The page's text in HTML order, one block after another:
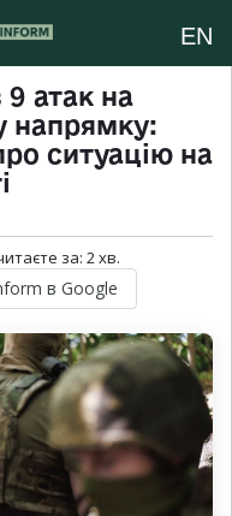
EN
9 атак на
напрямку:
ситуацію на
за: 2хв.
в Google